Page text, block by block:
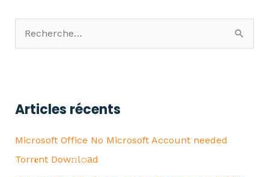
e
Articles récents
Microsoft Office No Microsoft Account needed
Torr𝐞nt Dow𝚗l𝚘аd